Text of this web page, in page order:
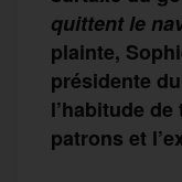
quittent le
plainte,
présidente
l’habitude
patrons et